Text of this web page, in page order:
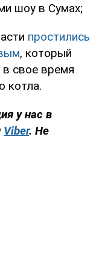
шоу в Сумах;
простились
, который
в свое время
котла.
у нас в
Viber. Не